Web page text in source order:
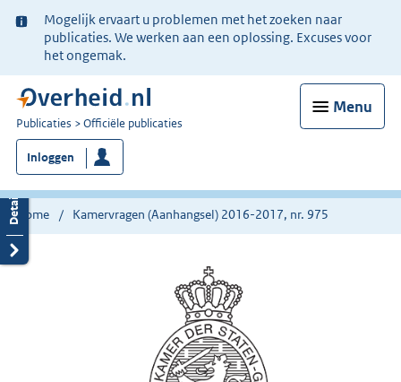
Ter
informatie:
Mogelijk ervaart u problemen met het zoeken naar
publicaties. We werken aan een oplossing. Excuses voor
het ongemak.
Menu
U
bent
nu
hier:
Publicaties Officiële publicaties
Inloggen
Home Kamervragen (Aanhangsel) 2016-2017, nr. 975